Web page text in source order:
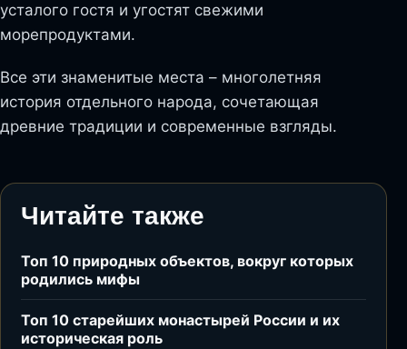
усталого гостя и угостят свежими
морепродуктами.
Все эти знаменитые места – многолетняя
история отдельного народа, сочетающая
древние традиции и современные взгляды.
Читайте также
Топ 10 природных объектов, вокруг которых
родились мифы
Топ 10 старейших монастырей России и их
историческая роль